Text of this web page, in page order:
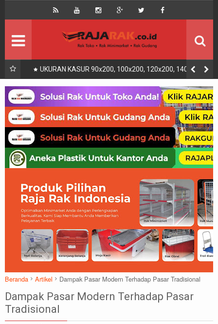
UKURAN KASUR 90x200, 100x200, 120x200, 140x200,
160x200, 180x200 | FUNGSI, MANFAAT DAN KEGUNAAN
Beranda Artikel Dampak Pasar Modern Terhadap Pasar Tradisional
Dampak Pasar Modern Terhadap Pasar
Tradisional
Beranda
Kontak About Us
Rak Gudang Rak besi/Rak pallet
Rak Minimarket Supermarket
Produk Lain Peralatan Toko Dll
Artikel Retail & Logistik